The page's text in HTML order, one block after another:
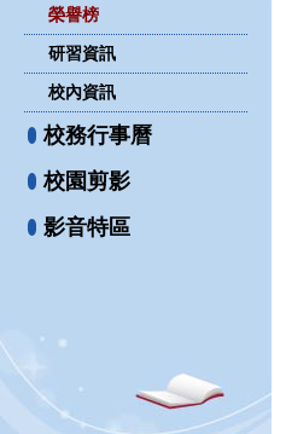
榮譽榜
研習資訊
校內資訊
校務行事曆
校園剪影
影音特區